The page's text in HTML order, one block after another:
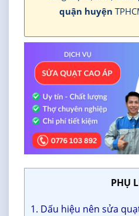
quận huyện
PHỤ
1. Dấu hiệu nên sửa